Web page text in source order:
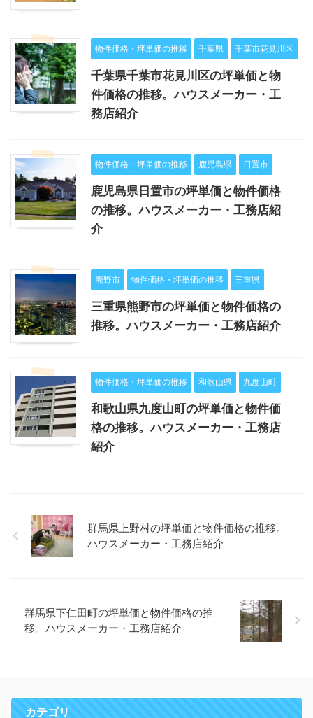
物件価格・坪単価の推移 千葉県 千葉市花見川区
千葉県千葉市花見川区の坪単価と物
件価格の推移。ハウスメーカー・工
務店紹介
物件価格・坪単価の推移 鹿児島県 日置市
鹿児島県日置市の坪単価と物件価格
の推移。ハウスメーカー・工務店紹
介
熊野市 物件価格・坪単価の推移 三重県
三重県熊野市の坪単価と物件価格の
推移。ハウスメーカー・工務店紹介
物件価格・坪単価の推移 和歌山県 九度山町
和歌山県九度山町の坪単価と物件価
格の推移。ハウスメーカー・工務店
紹介
群馬県上野村の坪単価と物件価格の推移。
ハウスメーカー・工務店紹介
群馬県下仁田町の坪単価と物件価格の推
移。ハウスメーカー・工務店紹介
カテゴリ